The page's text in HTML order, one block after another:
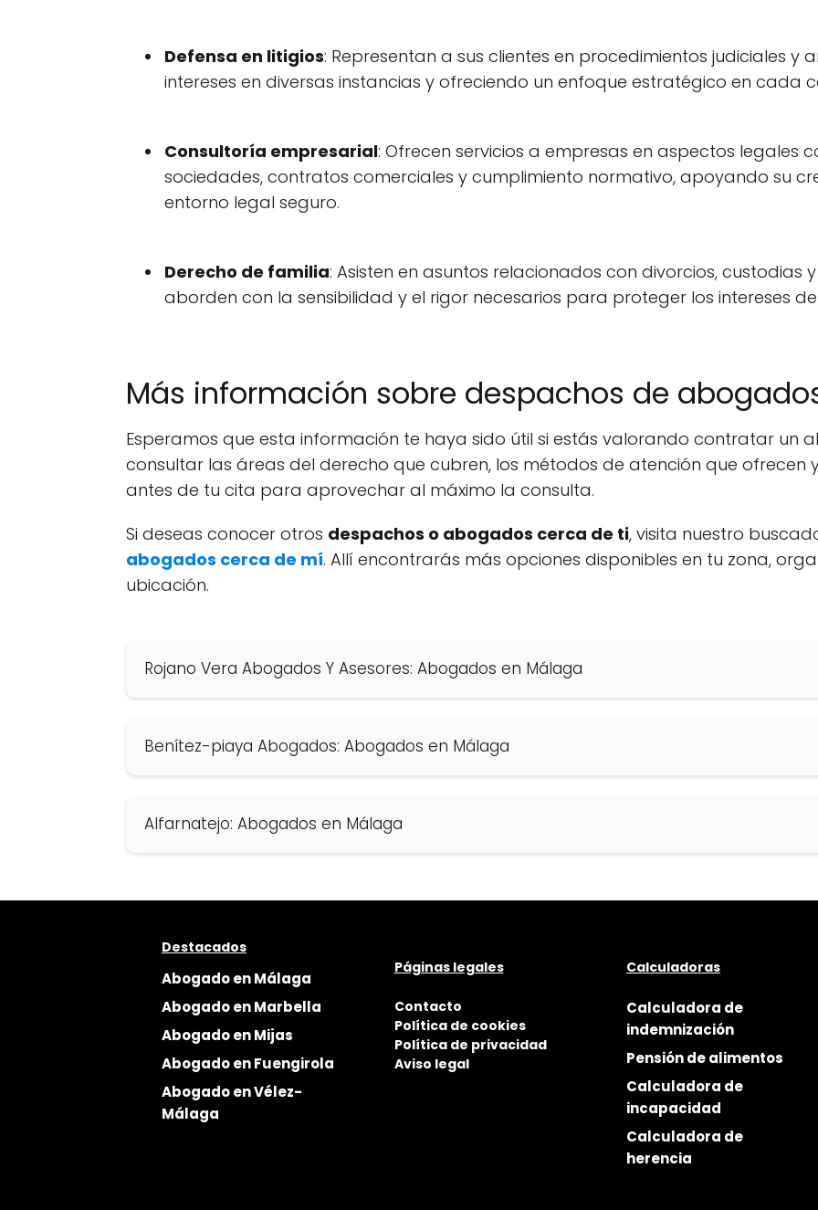
Defensa en litigios: Representan a sus clientes en procedimientos judiciales y
intereses en diversas instancias y ofreciendo un enfoque estratégico en cada
Consultoría empresarial: Ofrecen servicios a empresas en aspectos legales
sociedades, contratos comerciales y cumplimiento normativo, apoyando su
entorno legal seguro.
Derecho de familia: Asisten en asuntos relacionados con divorcios, custodias
aborden con la sensibilidad y el rigor necesarios para proteger los intereses de
Más información sobre despachos de
Esperamos que esta información te haya sido útil si estás valorando contratar un
consultar las áreas del derecho que cubren, los métodos de atención que ofrecen
antes de tu cita para aprovechar al máximo la consulta.
Si deseas conocer otros despachos o abogados cerca de ti, visita nuestro
abogados cerca de mí. Allí encontrarás más opciones disponibles en tu zona,
ubicación.
Rojano Vera Abogados Y Asesores: Abogados en Málaga
Benítez-piaya Abogados: Abogados en Málaga
Alfarnatejo: Abogados en Málaga
Destacados
Abogado en Málaga
Abogado en Marbella
Abogado en Mijas
Abogado en Fuengirola
Abogado en Vélez-
Málaga
Páginas legales
Contacto
Política de cookies
Política de privacidad
Aviso legal
Calculadoras
Calculadora de
indemnización
Pensión de alimentos
Calculadora de
incapacidad
Calculadora de
herencia